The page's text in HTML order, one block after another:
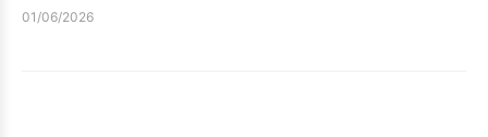
01/06/2026